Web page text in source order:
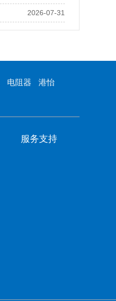
2026-07-31
电阻器
港怡
服务支持